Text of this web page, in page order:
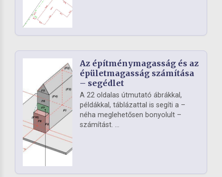
Az építménymagasság és az
épületmagasság számítása
– segédlet
A 22 oldalas útmutató ábrákkal,
példákkal, táblázattal is segíti a –
néha meglehetősen bonyolult –
számítást. ...